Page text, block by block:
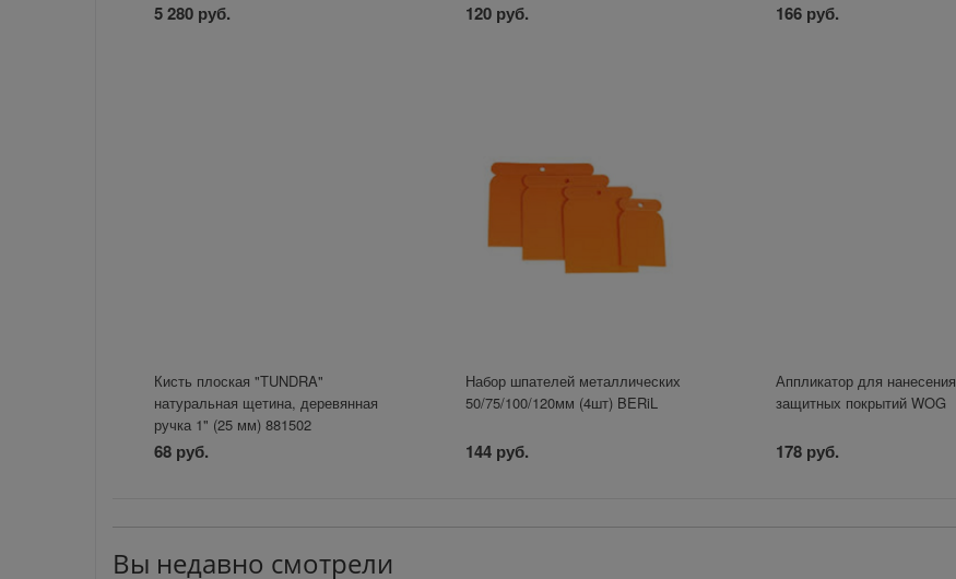
5 280 руб. 120 руб. 166 руб.
Кисть плоская "TUNDRA"
натуральная щетина, деревянная
ручка 1" (25 мм) 881502
68 руб.
Набор шпателей металлических
50/75/100/120мм (4шт) BERiL
144 руб.
Аппликатор для нанесения
защитных покрытий WOG
178 руб.
Вы недавно смотрели